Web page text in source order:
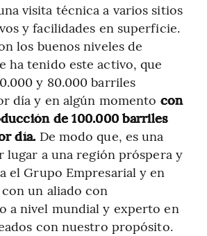
visita técnica a varios sitios
y facilidades en superficie.
los buenos niveles de
ha tenido este activo, que
y 80.000 barriles
día y en algún momento con
de 100.000 barriles
día. De modo que, es una
lugar a una región próspera y
el Grupo Empresarial y en
un aliado con
a nivel mundial y experto en
con nuestro propósito.